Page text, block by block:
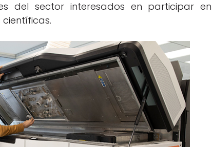
del sector interesados en participar en